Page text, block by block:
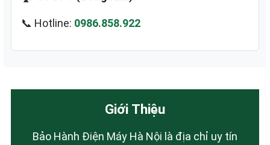
📞 Hotline: 0986.858.922
Giới Thiệu
Bảo Hành Điện Máy Hà Nội là địa chỉ uy tín